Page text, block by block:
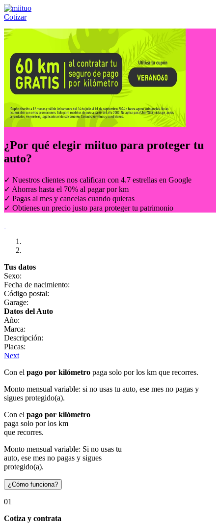
Cotizar
Llámanos al:(55) 84-21-05-00 ó
¿Por qué elegir miituo para proteger tu
auto?
✓ Nuestros clientes nos califican con 4.7 estrellas en Google
✓ Ahorras hasta el 70% al pagar por km
✓ Pagas al mes y cancelas cuando quieras
✓ Obtienes un precio justo para proteger tu patrimonio
Tus datos
Sexo:
Fecha de nacimiento:
Código postal:
Garage:
Datos del Auto
Año:
Marca:
Descripción:
Placas:
Next
Con el pago por kilómetro paga solo por los km que recorres.
Monto mensual variable: si no usas tu auto, ese mes no pagas y
sigues protegido(a).
Con el pago por kilómetro
paga solo por los km
que recorres.
Monto mensual variable: Si no usas tu
auto, ese mes no pagas y sigues
protegido(a).
¿Cómo funciona?
01
Cotiza y contrata